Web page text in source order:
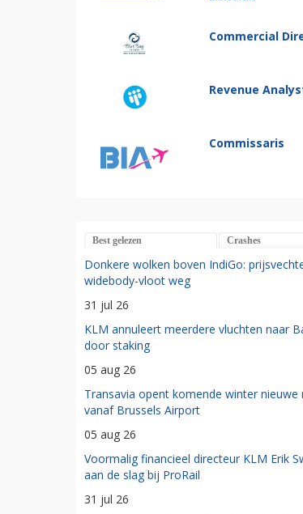
Commercial
Revenue
Commissaris
Best gelezen Crashes
Donkere wolken boven IndiGo:
widebody-vloot weg
31 jul 26
KLM annuleert meerdere vluchten naar
door staking
05 aug 26
Transavia opent komende winter nieuwe
vanaf Brussels Airport
05 aug 26
Voormalig financieel directeur KLM Erik
aan de slag bij ProRail
31 jul 26